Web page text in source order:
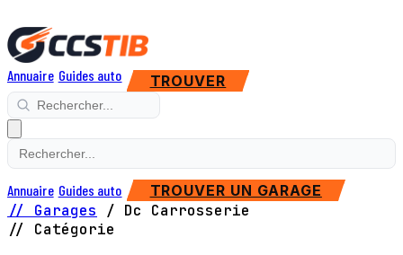
Annuaire Guides auto TROUVER
Annuaire Guides auto TROUVER UN GARAGE
// Garages / Dc Carrosserie
// Catégorie